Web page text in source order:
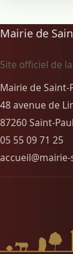
Mairie de
Site officiel de
Mairie de Saint-
48 avenue de
87260 Saint-Paul
05 55 09 71 25